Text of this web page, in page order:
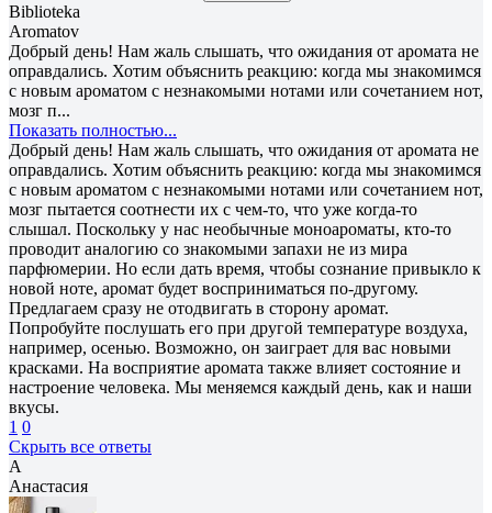
Biblioteka
Aromatov
Добрый день! Нам жаль слышать, что ожидания от аромата не
оправдались. Хотим объяснить реакцию: когда мы знакомимся
с новым ароматом с незнакомыми нотами или сочетанием нот,
мозг п...
Показать полностью...
Добрый день! Нам жаль слышать, что ожидания от аромата не
оправдались. Хотим объяснить реакцию: когда мы знакомимся
с новым ароматом с незнакомыми нотами или сочетанием нот,
мозг пытается соотнести их с чем-то, что уже когда-то
слышал. Поскольку у нас необычные моноароматы, кто-то
проводит аналогию со знакомыми запахи не из мира
парфюмерии. Но если дать время, чтобы сознание привыкло к
новой ноте, аромат будет восприниматься по-другому.
Предлагаем сразу не отодвигать в сторону аромат.
Попробуйте послушать его при другой температуре воздуха,
например, осенью. Возможно, он заиграет для вас новыми
красками. На восприятие аромата также влияет состояние и
настроение человека. Мы меняемся каждый день, как и наши
вкусы.
1 0
Скрыть все ответы
А
Анастасия